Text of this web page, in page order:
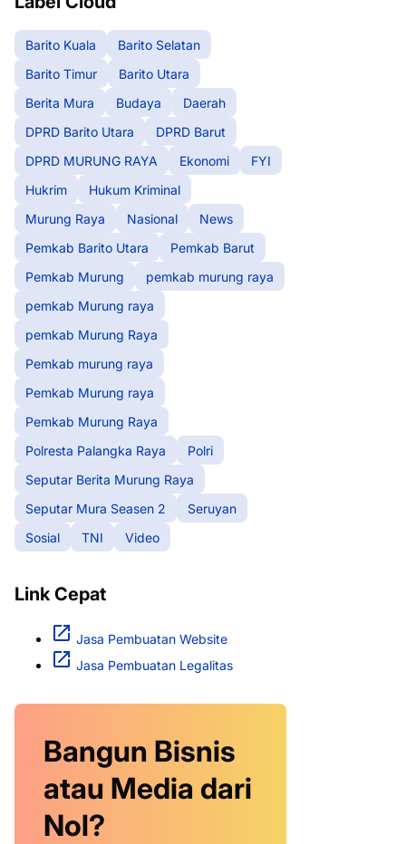
Barito Kuala
Barito Selatan
Barito Timur
Barito Utara
Berita Mura
Budaya
Daerah
DPRD Barito Utara
DPRD Barut
DPRD MURUNG RAYA
Ekonomi
FYI
Hukrim
Hukum Kriminal
Murung Raya
Nasional
News
Pemkab Barito Utara
Pemkab Barut
Pemkab Murung
pemkab murung raya
pemkab Murung raya
pemkab Murung Raya
Pemkab murung raya
Pemkab Murung raya
Pemkab Murung Raya
Polresta Palangka Raya
Polri
Seputar Berita Murung Raya
Seputar Mura Seasen 2
Seruyan
Sosial
TNI Video
Link Cepat
Jasa Pembuatan Website
Jasa Pembuatan Legalitas
Bangun Bisnis
atau Media dari
Nol?